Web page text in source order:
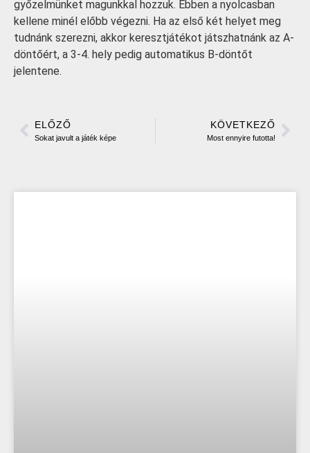
győzelmünket magunkkal hozzuk. Ebben a nyolcasban
kellene minél előbb végezni. Ha az első két helyet meg
tudnánk szerezni, akkor keresztjátékot játszhatnánk az A-
döntőért, a 3-4. hely pedig automatikus B-döntőt
jelentene.
ELŐZŐ
Sokat javult a játék képe
KÖVETKEZŐ
Most ennyire futotta!